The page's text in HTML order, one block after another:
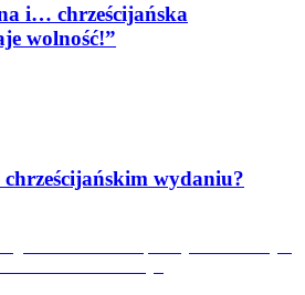
i… chrześcijańska
wolność!”
wydaniu?